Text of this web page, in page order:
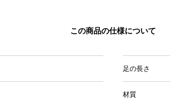
この商品の仕様について
足の長さ
材質